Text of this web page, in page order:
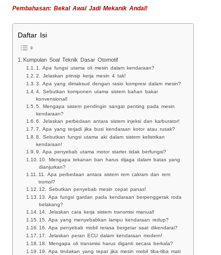
Pembahasan: Bekal Awal Jadi Mekanik Andal!
Daftar Isi
Kumpulan Soal Teknik Dasar Otomotif
1. Apa fungsi utama oli mesin dalam kendaraan?
2. Jelaskan prinsip kerja mesin 4 tak!
3. Apa yang dimaksud dengan rasio kompresi dalam mesin?
4. Sebutkan komponen utama sistem bahan bakar
konvensional!
5. Mengapa sistem pendingin sangat penting pada mesin
kendaraan?
6. Jelaskan perbedaan antara sistem injeksi dan karburator!
7. Apa yang terjadi jika busi kendaraan kotor atau rusak?
8. Sebutkan fungsi utama aki dalam sistem kelistrikan
kendaraan!
9. Apa penyebab utama motor starter tidak berfungsi?
10. Mengapa tekanan ban harus dijaga dalam batas yang
dianjurkan?
11. Apa perbedaan antara sistem rem cakram dan rem
tromol?
12. Sebutkan penyebab mesin cepat panas!
13. Apa fungsi gardan pada kendaraan berpenggerak roda
belakang?
14. Jelaskan cara kerja sistem transmisi manual!
15. Apa yang menyebabkan lampu kendaraan redup?
16. Apa penyebab mobil terasa bergetar saat dikendarai?
17. Jelaskan peran ECU dalam kendaraan modern!
18. Mengapa oli transmisi harus diganti secara berkala?
19. Apa tindakan yang tepat jika mesin mobil tiba-tiba mati